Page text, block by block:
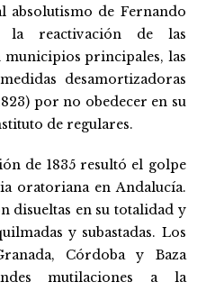
absolutismo de Fernando
la reactivación de las
municipios principales, las
desamortizadoras
por no obedecer en su
de regulares.
de 1835 resultó el golpe
oratoriana en Andalucía.
disueltas en su totalidad y
y subastadas. Los
Córdoba y Baza
mutilaciones a la